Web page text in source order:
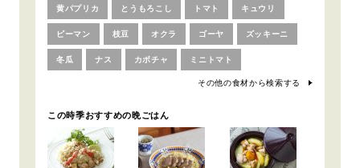
黄パプリカ とうもろこし トマト キュウリ
ピーマン 枝豆 オクラ ゴーヤ ズッキーニ
冬瓜 ナス カボチャ ミニトマト
その他の食材から検索する
この時季おすすめの晩ごはん